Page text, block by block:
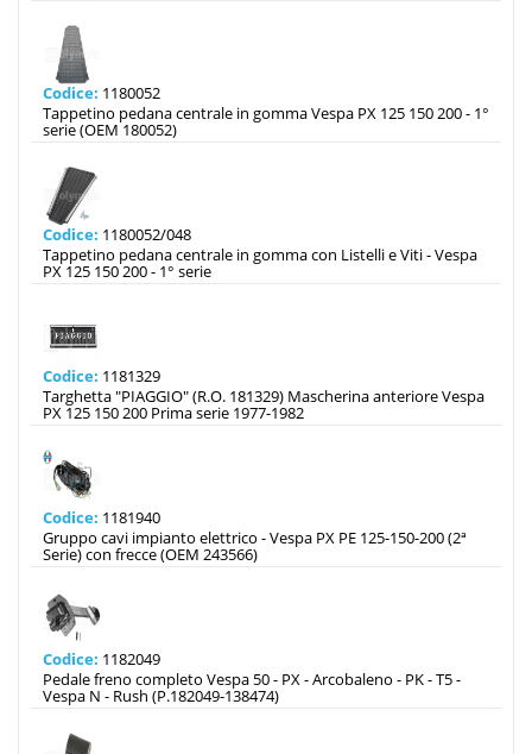
Codice: 1180052
Tappetino pedana centrale in gomma Vespa PX 125 150 200 - 1°
serie (OEM 180052)
Codice: 1180052/048
Tappetino pedana centrale in gomma con Listelli e Viti - Vespa
PX 125 150 200 - 1° serie
Codice: 1181329
Targhetta "PIAGGIO" (R.O. 181329) Mascherina anteriore Vespa
PX 125 150 200 Prima serie 1977-1982
Codice: 1181940
Gruppo cavi impianto elettrico - Vespa PX PE 125-150-200 (2ª
Serie) con frecce (OEM 243566)
Codice: 1182049
Pedale freno completo Vespa 50 - PX - Arcobaleno - PK - T5 -
Vespa N - Rush (P.182049-138474)